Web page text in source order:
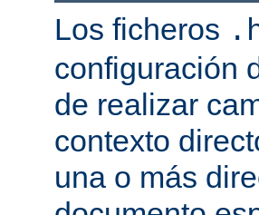
Los ficheros
configuración
de realizar
contexto
una o más